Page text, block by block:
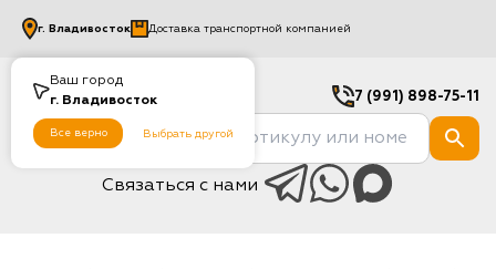
Ваш город
г. Владивосток
Все верно Выбрать другой
г. Владивосток Доставка транспортной компанией
7 (991) 898-75-11
Связаться с нами